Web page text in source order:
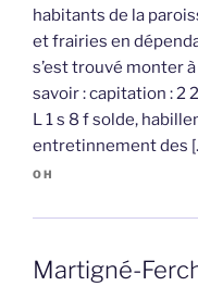
habitants de la
et frairies en
s’est trouvé monter
savoir : capitation : 2
L 1 s 8 f solde,
entretinnement des
OH
Martigné-